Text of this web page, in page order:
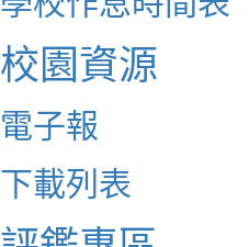
校園資源
電子報
下載列表